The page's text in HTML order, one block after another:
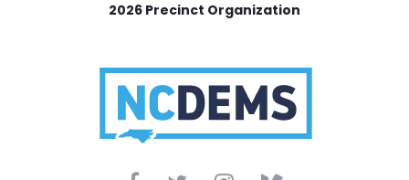
2026 Precinct Organization